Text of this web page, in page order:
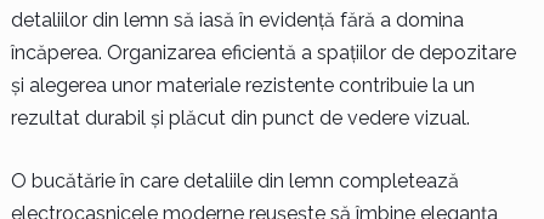
detaliilor din lemn să iasă în evidență fără a domina
încăperea. Organizarea eficientă a spațiilor de depozitare
și alegerea unor materiale rezistente contribuie la un
rezultat durabil și plăcut din punct de vedere vizual.
O bucătărie în care detaliile din lemn completează
electrocasnicele moderne reușește să îmbine eleganța